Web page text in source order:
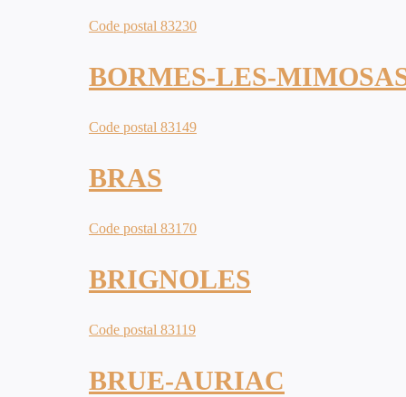
Code postal 83230
BORMES-LES-
Code postal 83149
BRAS
Code postal 83170
BRIGNOLES
Code postal 83119
BRUE-AURIAC